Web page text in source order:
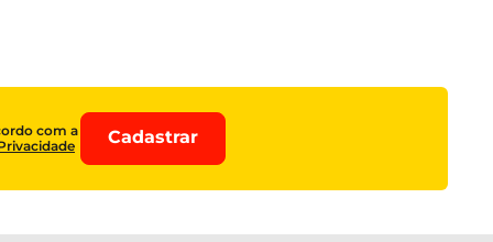
com a
Cadastrar